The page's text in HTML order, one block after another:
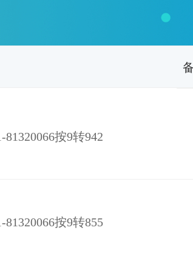
81320066按9转942
81320066按9转855